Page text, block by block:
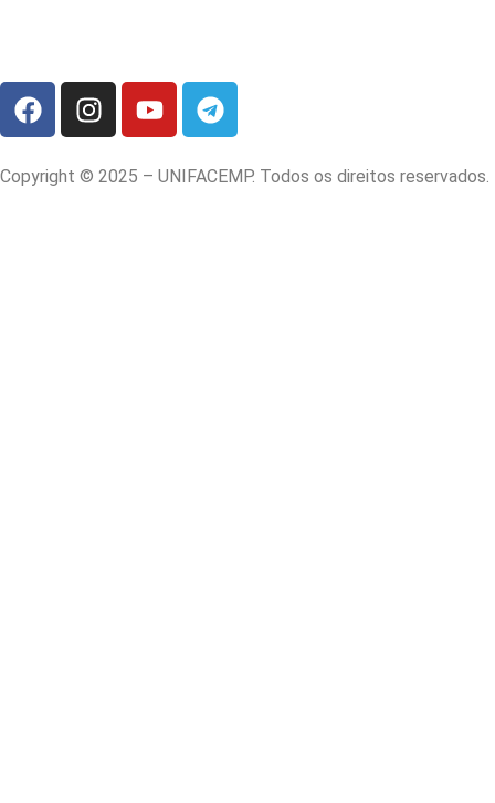
Copyright © 2025 – UNIFACEMP. Todos os direitos reservados.